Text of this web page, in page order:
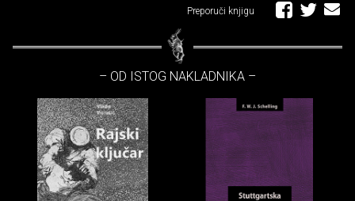
Preporuči knjigu
– OD ISTOG NAKLADNIKA –